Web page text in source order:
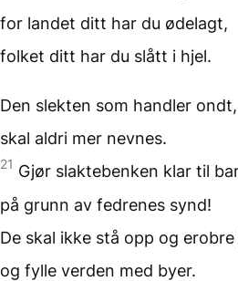
for landet ditt har du ødelagt,
folket ditt har du slått i hjel.
Den slekten som handler ondt,
skal aldri mer nevnes.
21 Gjør slaktebenken klar til
på grunn av fedrenes synd!
De skal ikke stå opp og
og fylle verden med byer.